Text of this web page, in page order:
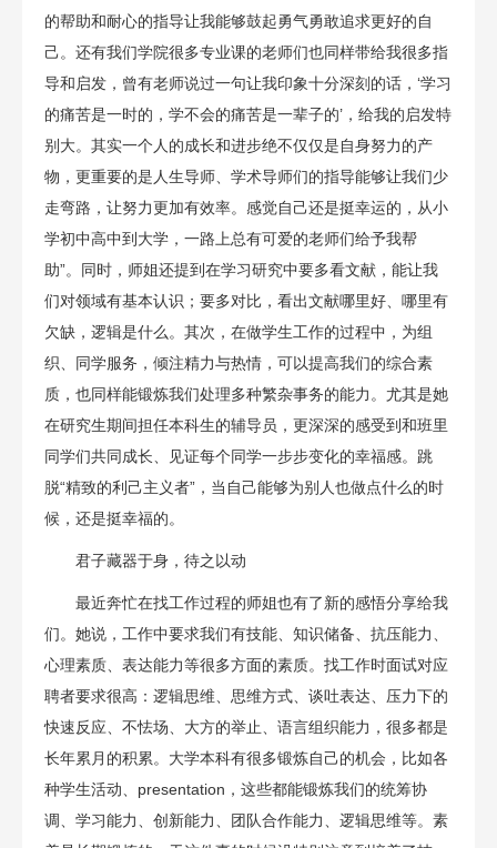
的帮助和耐心的指导让我能够鼓起勇气勇敢追求更好的自
己。还有我们学院很多专业课的老师们也同样带给我很多指
导和启发，曾有老师说过一句让我印象十分深刻的话，‘学习
的痛苦是一时的，学不会的痛苦是一辈子的’，给我的启发特
别大。其实一个人的成长和进步绝不仅仅是自身努力的产
物，更重要的是人生导师、学术导师们的指导能够让我们少
走弯路，让努力更加有效率。感觉自己还是挺幸运的，从小
学初中高中到大学，一路上总有可爱的老师们给予我帮
助”。同时，师姐还提到在学习研究中要多看文献，能让我
们对领域有基本认识；要多对比，看出文献哪里好、哪里有
欠缺，逻辑是什么。其次，在做学生工作的过程中，为组
织、同学服务，倾注精力与热情，可以提高我们的综合素
质，也同样能锻炼我们处理多种繁杂事务的能力。尤其是她
在研究生期间担任本科生的辅导员，更深深的感受到和班里
同学们共同成长、见证每个同学一步步变化的幸福感。跳
脱“精致的利己主义者”，当自己能够为别人也做点什么的时
候，还是挺幸福的。
君子藏器于身，待之以动
最近奔忙在找工作过程的师姐也有了新的感悟分享给我
们。她说，工作中要求我们有技能、知识储备、抗压能力、
心理素质、表达能力等很多方面的素质。找工作时面试对应
聘者要求很高：逻辑思维、思维方式、谈吐表达、压力下的
快速反应、不怯场、大方的举止、语言组织能力，很多都是
长年累月的积累。大学本科有很多锻炼自己的机会，比如各
种学生活动、presentation，这些都能锻炼我们的统筹协
调、学习能力、创新能力、团队合作能力、逻辑思维等。素